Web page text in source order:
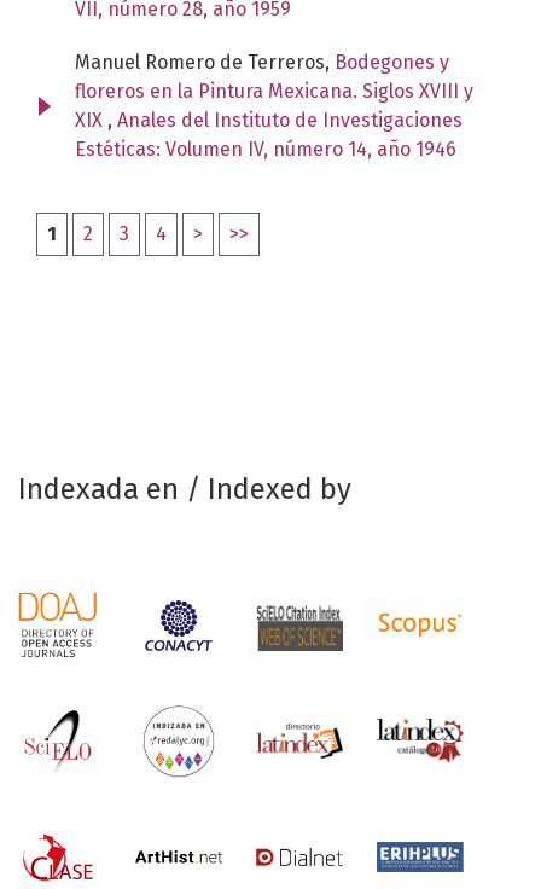
VII, número 28, año 1959
Manuel Romero de Terreros, Bodegones y
floreros en la Pintura Mexicana. Siglos XVIII y
XIX , Anales del Instituto de Investigaciones
Estéticas: Volumen IV, número 14, año 1946
1 2 3 4 > >>
Indexada en / Indexed by